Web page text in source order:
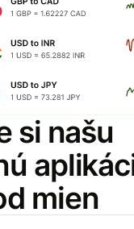
si našu
mien